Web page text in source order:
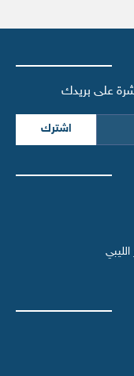
على بريدك
اشترك